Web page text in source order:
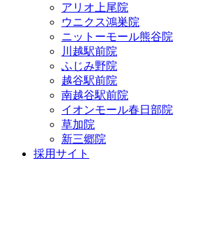
アリオ上尾院
ウニクス鴻巣院
ニットーモール熊谷院
川越駅前院
ふじみ野院
越谷駅前院
南越谷駅前院
イオンモール春日部院
草加院
新三郷院
採用サイト